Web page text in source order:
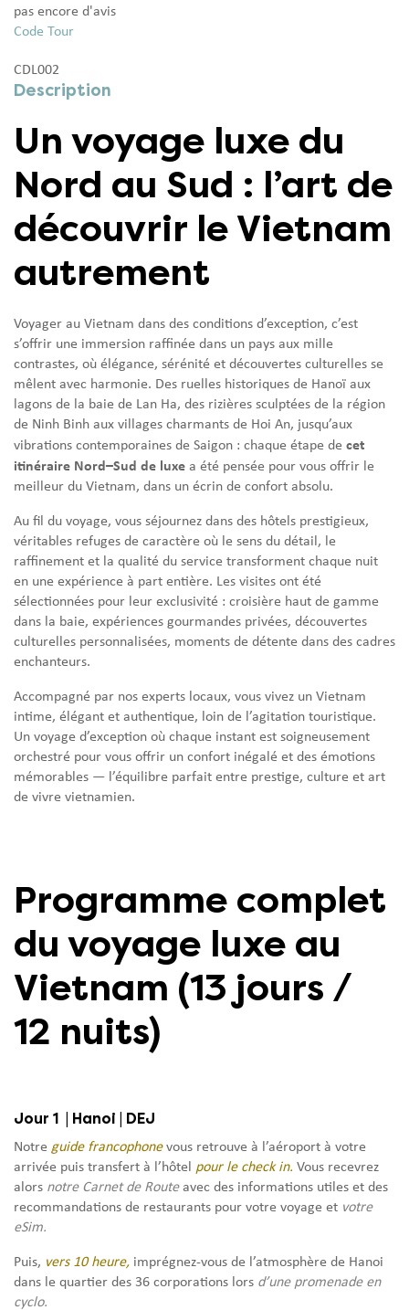
pas encore d'avis
Code Tour
CDL002
Description
Un voyage luxe du
Nord au Sud : l’art de
découvrir le Vietnam
autrement
Voyager au Vietnam dans des conditions d’exception, c’est
s’offrir une immersion raffinée dans un pays aux mille
contrastes, où élégance, sérénité et découvertes culturelles se
mêlent avec harmonie. Des ruelles historiques de Hanoï aux
lagons de la baie de Lan Ha, des rizières sculptées de la région
de Ninh Binh aux villages charmants de Hoi An, jusqu’aux
vibrations contemporaines de Saigon : chaque étape de cet
itinéraire Nord–Sud de luxe a été pensée pour vous offrir le
meilleur du Vietnam, dans un écrin de confort absolu.
Au fil du voyage, vous séjournez dans des hôtels prestigieux,
véritables refuges de caractère où le sens du détail, le
raffinement et la qualité du service transforment chaque nuit
en une expérience à part entière. Les visites ont été
sélectionnées pour leur exclusivité : croisière haut de gamme
dans la baie, expériences gourmandes privées, découvertes
culturelles personnalisées, moments de détente dans des cadres
enchanteurs.
Accompagné par nos experts locaux, vous vivez un Vietnam
intime, élégant et authentique, loin de l’agitation touristique.
Un voyage d’exception où chaque instant est soigneusement
orchestré pour vous offrir un confort inégalé et des émotions
mémorables — l’équilibre parfait entre prestige, culture et art
de vivre vietnamien.
Programme complet
du voyage luxe au
Vietnam (13 jours /
12 nuits)
Jour 1 | Hanoi | DEJ
Notre guide francophonevous retrouve à l’aéroport à votre
arrivée puis transfert à l’hôtel
pour le check in. Vous recevrez
alors notre Carnet de Routeavec des informations utiles et des
recommandations de restaurants pour votre voyage et votre
eSim.
Puis, vers 10 heure, imprégnez-vous de l’atmosphère de Hanoi
dans le quartier des 36 corporations lors d’une promenade en
cyclo.